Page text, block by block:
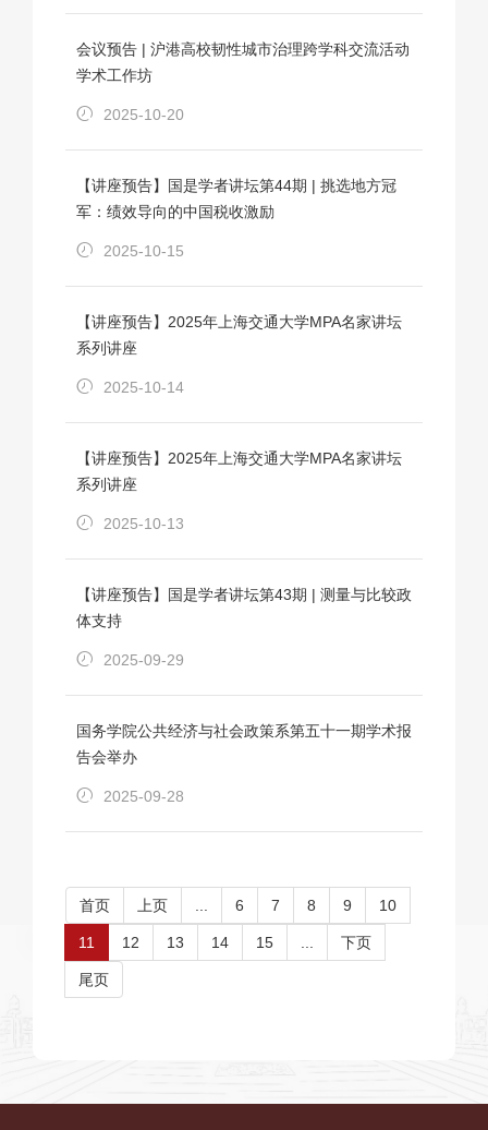
会议预告 | 沪港高校韧性城市治理跨学科交流活动
学术工作坊
2025-10-20
【讲座预告】国是学者讲坛第44期 | 挑选地方冠
军：绩效导向的中国税收激励
2025-10-15
【讲座预告】2025年上海交通大学MPA名家讲坛
系列讲座
2025-10-14
【讲座预告】2025年上海交通大学MPA名家讲坛
系列讲座
2025-10-13
【讲座预告】国是学者讲坛第43期 | 测量与比较政
体支持
2025-09-29
国务学院公共经济与社会政策系第五十一期学术报
告会举办
2025-09-28
首页 上页 6 7 8 9 10
11 12 13 14 15 下页
尾页